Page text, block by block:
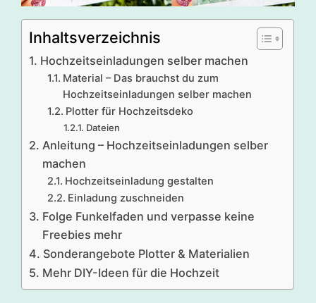
Inhaltsverzeichnis
Hochzeitseinladungen selber machen
Material – Das brauchst du zum
Hochzeitseinladungen selber machen
Plotter für Hochzeitsdeko
Dateien
Anleitung – Hochzeitseinladungen selber
machen
Hochzeitseinladung gestalten
Einladung zuschneiden
Folge Funkelfaden und verpasse keine
Freebies mehr
Sonderangebote Plotter & Materialien
Mehr DIY-Ideen für die Hochzeit